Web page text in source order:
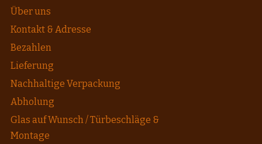
Über uns
Kontakt & Adresse
Bezahlen
Lieferung
Nachhaltige Verpackung
Abholung
Glas auf Wunsch / Türbeschläge &
Montage